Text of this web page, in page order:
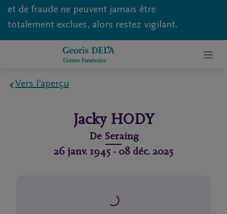
et de fraude ne peuvent jamais être
totalement exclues, alors restez vigilant.
Vers l'aperçu
Jacky HODY
De Seraing
26 janv. 1945 - 08 déc. 2025